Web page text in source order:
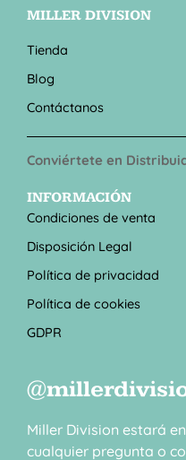
MILLER DIVISION
Tienda
Blog
Contáctanos
Conviértete en
INFORMACIÓN
Condiciones de venta
Disposición Legal
Política de privacidad
Política de cookies
GDPR
Miller Division estará
cualquier pregunta o